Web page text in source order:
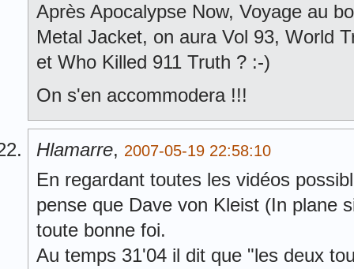
Après Apocalypse Now, Voyage au
Metal Jacket, on aura Vol 93, World
et Who Killed 911 Truth ? :-)
On s'en accommodera !!!
Hlamarre, 2007-05-19 22:58:10
En regardant toutes les vidéos
pense que Dave von Kleist (In plane
toute bonne foi.
Au temps 31'04 il dit que "les deux